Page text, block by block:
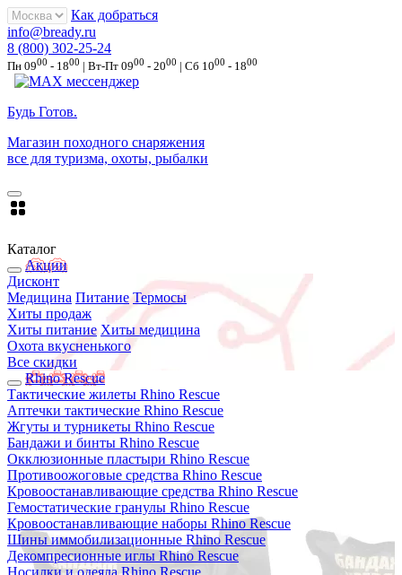
Как добраться
info@bready.ru
8 (800) 302-25-24
Пн 0900 - 1800 | Вт-Пт 0900 - 2000 | Сб 1000 - 1800
Будь Готов.
Магазин походного снаряжения
все для туризма, охоты, рыбалки
Каталог
Акции
Дисконт
Медицина Питание Термосы
Хиты продаж
Хиты питание Хиты медицина
Охота вкусненького
Все скидки
Rhino Rescue
Тактические жилеты Rhino Rescue
Аптечки тактические Rhino Rescue
Жгуты и турникеты Rhino Rescue
Бандажи и бинты Rhino Rescue
Окклюзионные пластыри Rhino Rescue
Противоожоговые средства Rhino Rescue
Кровоостанавливающие средства Rhino Rescue
Гемостатические гранулы Rhino Rescue
Кровоостанавливающие наборы Rhino Rescue
Шины иммобилизационные Rhino Rescue
Декомпресионные иглы Rhino Rescue